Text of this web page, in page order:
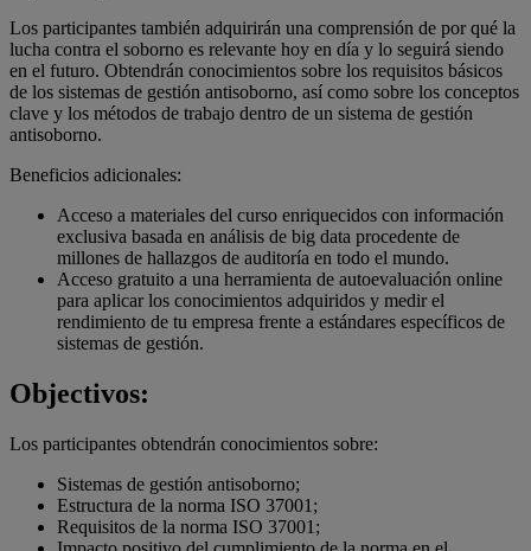
Los participantes también adquirirán una comprensión de por qué la
lucha contra el soborno es relevante hoy en día y lo seguirá siendo
en el futuro. Obtendrán conocimientos sobre los requisitos básicos
de los sistemas de gestión antisoborno, así como sobre los conceptos
clave y los métodos de trabajo dentro de un sistema de gestión
antisoborno.
Beneficios adicionales:
Acceso a materiales del curso enriquecidos con información
exclusiva basada en análisis de big data procedente de
millones de hallazgos de auditoría en todo el mundo.
Acceso gratuito a una herramienta de autoevaluación online
para aplicar los conocimientos adquiridos y medir el
rendimiento de tu empresa frente a estándares específicos de
sistemas de gestión.
Objectivos:
Los participantes obtendrán conocimientos sobre:
Sistemas de gestión antisoborno;
Estructura de la norma ISO 37001;
Requisitos de la norma ISO 37001;